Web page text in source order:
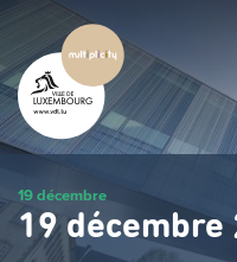
contenu
principal
19 décembre
19 décembre